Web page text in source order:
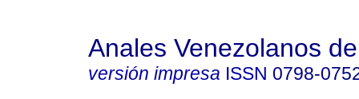
Anales Venezolanos
versión impresa ISSN 0798-